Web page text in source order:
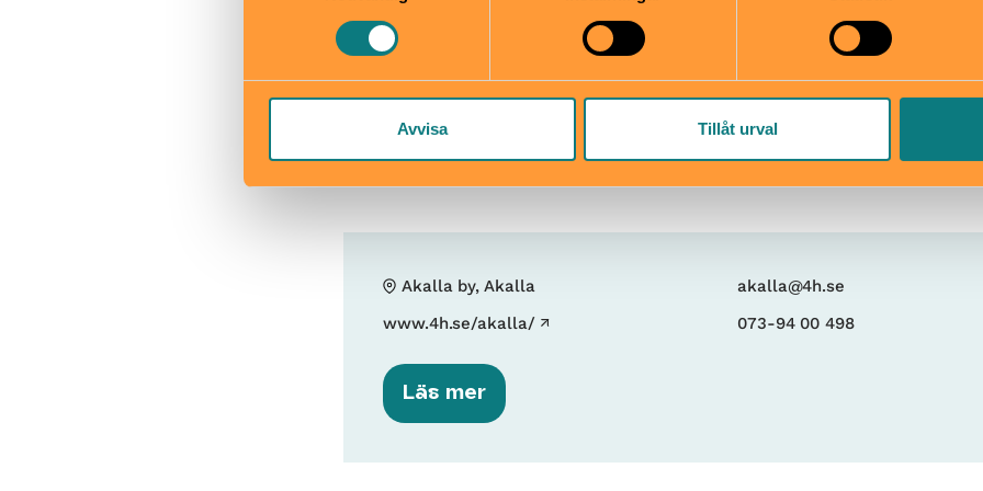
Avvisa Tillåt urval
vänster till Akalla Västra,
på torget, följ
skogsdungen håll vänster.
Akalla by, Akalla
www.4h.se/akalla/
akalla@4h.se
073-94 00 498
Läs mer